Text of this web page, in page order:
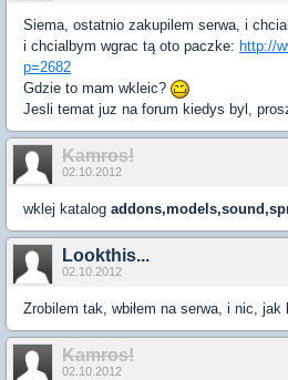
Siema, ostatnio zakupilem serwa, i
i chcialbym wgrac tą oto paczke: http://
p=2682
Gdzie to mam wkleic?
Jesli temat juz na forum kiedys byl,
Kamros!
02.10.2012
wklej katalog
Lookthis...
02.10.2012
Zrobilem tak, wbiłem na serwa, i nic,
Kamros!
02.10.2012